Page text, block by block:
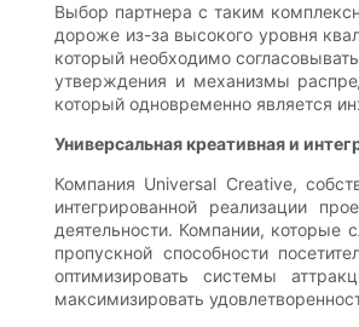
Выбор партнера с таким
дороже из-за высокого уровня
который необходимо
утверждения и механизмы
который одновременно является
Универсальная креативная и
Компания Universal Creative,
интегрированной реализации
деятельности. Компании, которые
пропускной способности
оптимизировать системы
максимизировать